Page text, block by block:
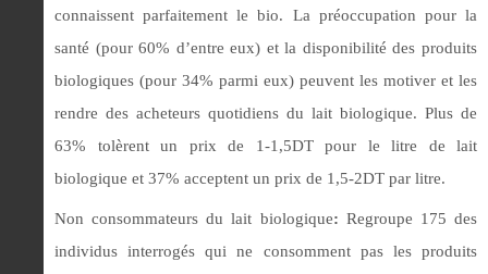
connaissent parfaitement le bio. La préoccupation pour la
santé (pour 60% d’entre eux) et la disponibilité des produits
biologiques (pour 34% parmi eux) peuvent les motiver et les
rendre des acheteurs quotidiens du lait biologique. Plus de
63% tolèrent un prix de 1-1,5DT pour le litre de lait
biologique et 37% acceptent un prix de 1,5-2DT par litre.
Non consommateurs du lait biologique: Regroupe 175 des
individus interrogés qui ne consomment pas les produits